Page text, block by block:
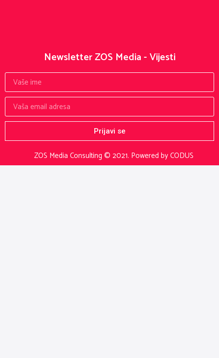
ZOS Media Consulting © 2021. Powered by CODUS
Newsletter ZOS Media - Vijesti
Prijavi se